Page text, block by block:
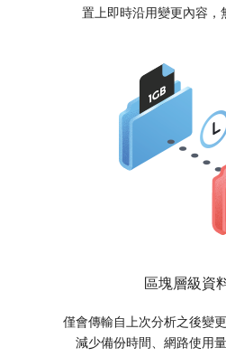
置上即時沿用變更內容，
區塊層級資
僅會傳輸自上次分析之後變
減少備份時間、網路使用